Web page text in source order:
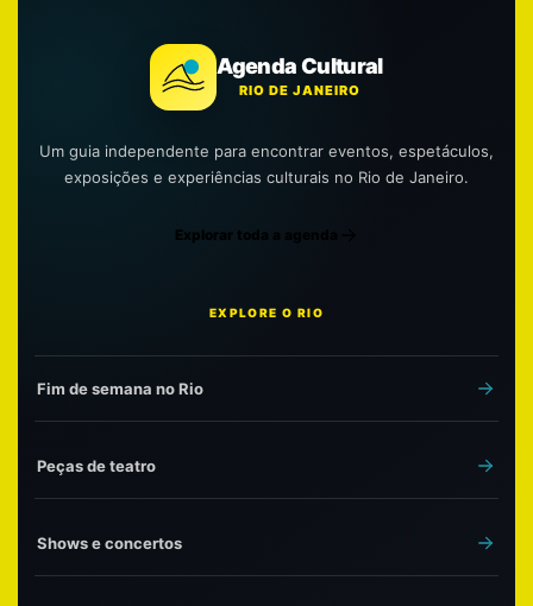
Agenda Cultural
RIO DE JANEIRO
Um guia independente para encontrar eventos, espetáculos,
exposições e experiências culturais no Rio de Janeiro.
Explorar toda a agenda
EXPLORE O RIO
Fim de semana no Rio
Peças de teatro
Shows e concertos